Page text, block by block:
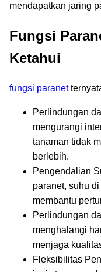
mendapatkan jaring
Fungsi
Ketahui
fungsi paranet
Perlindungan
mengurangi
tanaman tidak
berlebih.
Pengendalian
paranet, suhu
membantu
Perlindungan
menghalangi
menjaga
Fleksibilitas